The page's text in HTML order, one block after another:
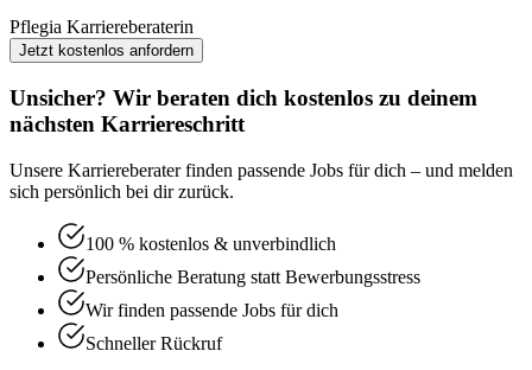
Pflegia Karriereberaterin
Jetzt kostenlos anfordern
Unsicher? Wir beraten dich kostenlos zu deinem
nächsten Karriereschritt
Unsere Karriereberater finden passende Jobs für dich – und melden
sich persönlich bei dir zurück.
100 % kostenlos & unverbindlich
Persönliche Beratung statt Bewerbungsstress
Wir finden passende Jobs für dich
Schneller Rückruf